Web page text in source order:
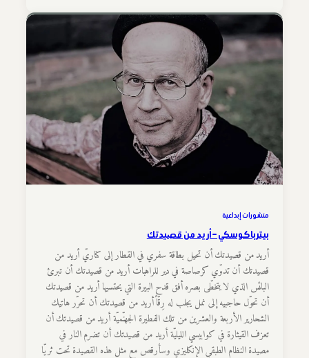
منشورات إبداعية
بيتر باكوسكي – أريد من قصيدتك
أريد من قصيدتك أن تحيل بطاقة سفري في القطار إلى كناريّ أريد من
قصيدتك أن تدوّي كرصاصة في دير للراهبات أريد من قصيدتك أن تبرئ
البائس الذي لا يتخطّى بصره أفق قدح البيرة التي يحتسيها أريد من قصيدتك
أن تحوّل حاجبيه إلى نمل يجلب له رِقّاً أريد من قصيدتك أن تحرّر هاتيك
الشحارير الأربعة والعشرين من تلك الفطيرة الجهنّميّة أريد من قصيدتك أن
تعزف القيثارة في كوابيسي الليليّة أريد من قصيدتك أن تضرم النار في
مصيدة النظام الطبقي الإنكليزي وسأرقص مع مثل هذه القصيدة تحت ثريّا